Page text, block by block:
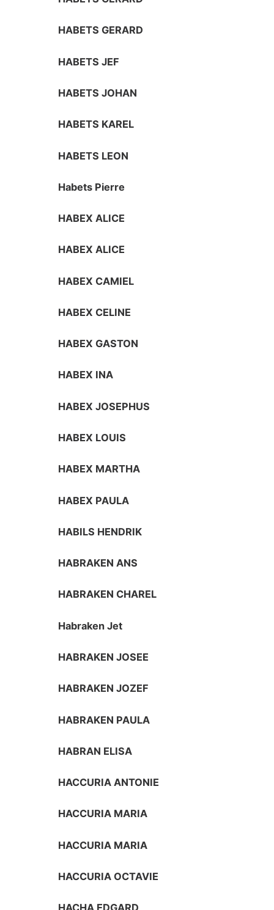
HABETS GERARD
HABETS JEF
HABETS JOHAN
HABETS KAREL
HABETS LEON
Habets Pierre
HABEX ALICE
HABEX ALICE
HABEX CAMIEL
HABEX CELINE
HABEX GASTON
HABEX INA
HABEX JOSEPHUS
HABEX LOUIS
HABEX MARTHA
HABEX PAULA
HABILS HENDRIK
HABRAKEN ANS
HABRAKEN CHAREL
Habraken Jet
HABRAKEN JOSEE
HABRAKEN JOZEF
HABRAKEN PAULA
HABRAN ELISA
HACCURIA ANTONIE
HACCURIA MARIA
HACCURIA MARIA
HACCURIA OCTAVIE